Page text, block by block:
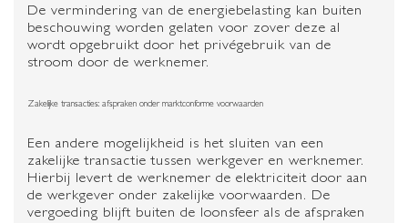
De vermindering van de energiebelasting kan buiten
beschouwing worden gelaten voor zover deze al
wordt opgebruikt door het privégebruik van de
stroom door de werknemer.
Zakelijke transacties: afspraken onder marktconforme voorwaarden
Een andere mogelijkheid is het sluiten van een
zakelijke transactie tussen werkgever en werknemer.
Hierbij levert de werknemer de elektriciteit door aan
de werkgever onder zakelijke voorwaarden. De
vergoeding blijft buiten de loonsfeer als de afspraken